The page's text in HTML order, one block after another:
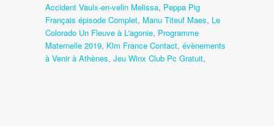
Accident Vaulx-en-velin Melissa, Peppa Pig
Français épisode Complet, Manu Titeuf Maes, Le
Colorado Un Fleuve à L'agonie, Programme
Maternelle 2019, Klm France Contact, évènements
à Venir à Athènes, Jeu Winx Club Pc Gratuit,